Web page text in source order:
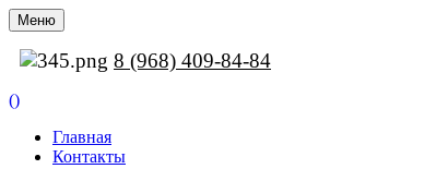
Меню
8 (968) 409-84-84
()
Главная
Контакты